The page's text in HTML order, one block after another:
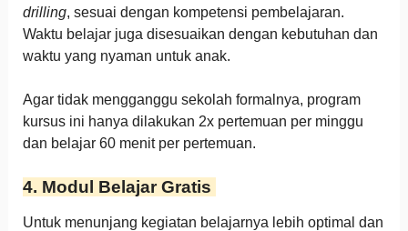
drilling, sesuai dengan kompetensi pembelajaran.
Waktu belajar juga disesuaikan dengan kebutuhan dan
waktu yang nyaman untuk anak.
Agar tidak mengganggu sekolah formalnya, program
kursus ini hanya dilakukan 2x pertemuan per minggu
dan belajar 60 menit per pertemuan.
4. Modul Belajar Gratis
Untuk menunjang kegiatan belajarnya lebih optimal dan